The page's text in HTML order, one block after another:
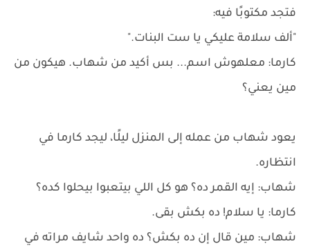
فتجد مكتوبًا فيه:
"ألف سلامة عليكي يا ست البنات."
كارما: معلهوش اسم... بس أكيد من شهاب. هيكون من
مين يعني؟
يعود شهاب من عمله إلى المنزل ليلًا، ليجد كارما في
انتظاره.
شهاب: إيه القمر ده؟ هو كل اللي بيتعبوا بيحلوا كده؟
كارما: يا سلام! ده بكش بقى.
شهاب: مين قال إن ده بكش؟ ده واحد شايف مراته في